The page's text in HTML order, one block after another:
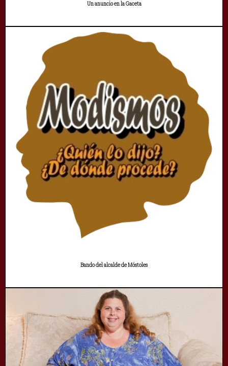
Un anuncio en la Gaceta
Bando del alcalde de Móstoles